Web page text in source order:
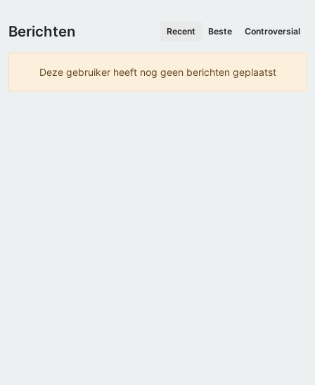
Berichten Recent Beste Controversial
Deze gebruiker heeft nog geen berichten geplaatst